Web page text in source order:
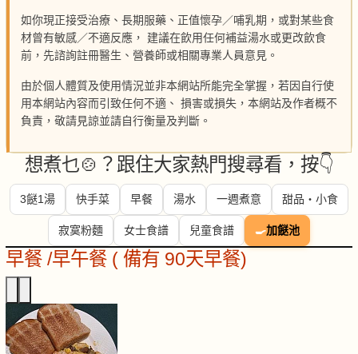
如你現正接受治療、長期服藥、正值懷孕／哺乳期，或對某些食
材曾有敏感／不適反應， 建議在飲用任何補益湯水或更改飲食
前，先諮詢註冊醫生、營養師或相關專業人員意見。
由於個人體質及使用情況並非本網站所能完全掌握，若因自行使
用本網站內容而引致任何不適、 損害或損失，本網站及作者概不
負責，敬請見諒並請自行衡量及判斷。
想煮乜🍲？跟住大家熱門搜尋看，按👇
3餸1湯 快手菜 早餐 湯水 一週煮意 甜品・小食
寂寞粉麵 女士食譜 兒童食譜 🍳加餸池
早餐 /早午餐 ( 備有 90天早餐)